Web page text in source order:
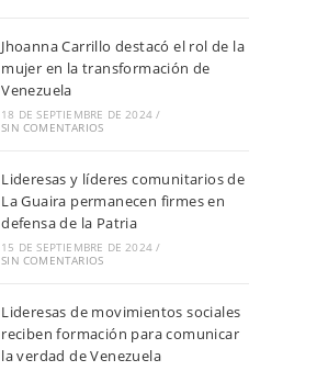
Jhoanna Carrillo destacó el rol de la
mujer en la transformación de
Venezuela
18 DE SEPTIEMBRE DE 2024 /
SIN COMENTARIOS
Lideresas y líderes comunitarios de
La Guaira permanecen firmes en
defensa de la Patria
15 DE SEPTIEMBRE DE 2024 /
SIN COMENTARIOS
Lideresas de movimientos sociales
reciben formación para comunicar
la verdad de Venezuela